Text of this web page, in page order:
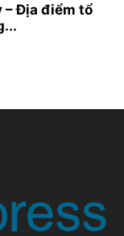
– Địa điểm tổ